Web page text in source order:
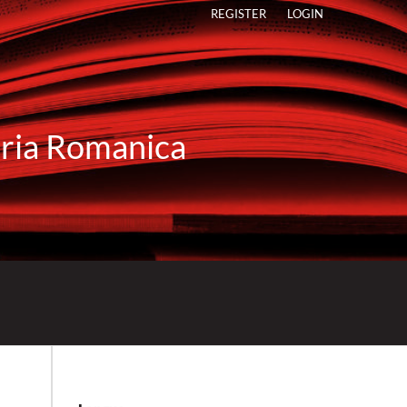
Romanica
REGISTER LOGIN